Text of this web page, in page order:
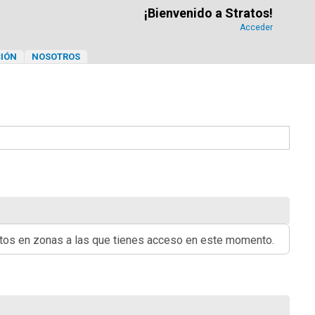
¡Bienvenido a Stratos!
Acceder
NOSOTROS
en zonas a las que tienes acceso en este momento.